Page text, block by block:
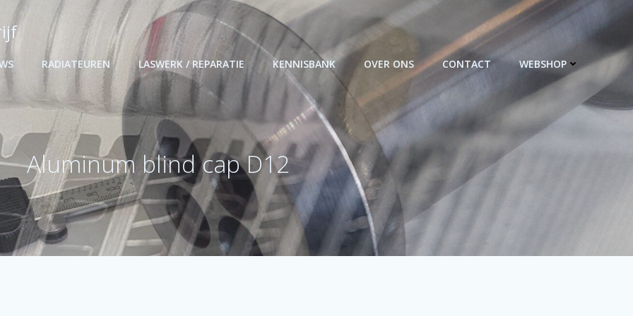
RADIATEUREN LASWERK / REPARATIE KENNISBANK OVER ONS CONTACT WEBSHOP
Aluminum blind cap D12